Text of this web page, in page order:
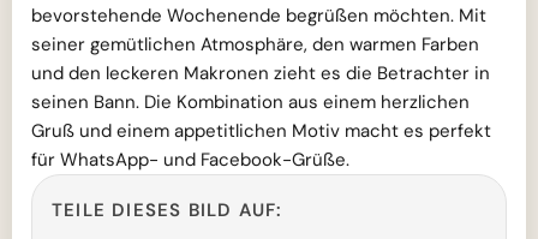
bevorstehende Wochenende begrüßen möchten. Mit
seiner gemütlichen Atmosphäre, den warmen Farben
und den leckeren Makronen zieht es die Betrachter in
seinen Bann. Die Kombination aus einem herzlichen
Gruß und einem appetitlichen Motiv macht es perfekt
für WhatsApp- und Facebook-Grüße.
TEILE DIESES BILD AUF: